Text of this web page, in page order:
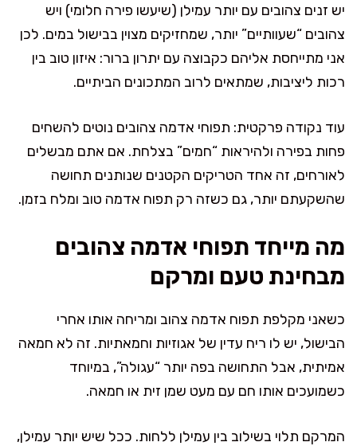
יש זנים צהובים עם יותר עמילן (שיעשו פירה חלומי) ויש
צהובים “שעוותיים” יותר, שמחזיקים מצוין בבישול במים. לכן
אני מתייחסת אליהם כקבוצה עם יתרון ברור: איזון טוב בין
רכות ליציבות, שמתאים לרוב המתכונים הביתיים.
עוד נקודה פרקטית: תפוחי אדמה צהובים נוטים להשחים
פחות בפירה ולהיראות “חמים” בצלחת. אם אתם מבשלים
לאורחים, זה אחד הטריקים הקטנים שנותנים תחושה
שהשקעתם יותר, גם כשזה רק תפוח אדמה טוב ומלח בזמן.
מה מייחד תפוחי אדמה צהובים
מבחינת טעם ומרקם
כשאני מקלפת תפוח אדמה צהוב ומריחה אותו אחרי
הבישול, יש לו ריח עדין של אגוזיות וחמאתיות. זה לא חמאה
אמיתית, אבל התחושה בפה יותר “עגולה”, במיוחד
כשמועכים אותו חם עם מעט שמן זית או חמאה.
המרקם תלוי בשילוב בין עמילן ללחות. ככל שיש יותר עמילן,